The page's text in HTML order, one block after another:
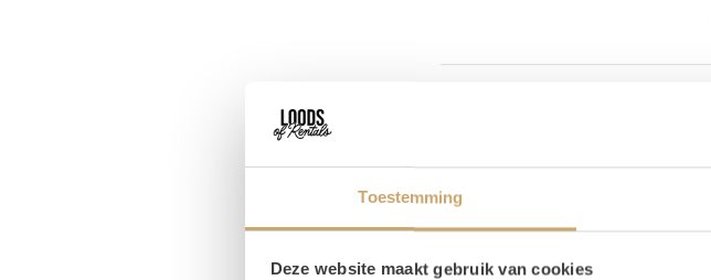
Toestemming
Deze website maakt gebruik van cookies
Magazijn voorraad